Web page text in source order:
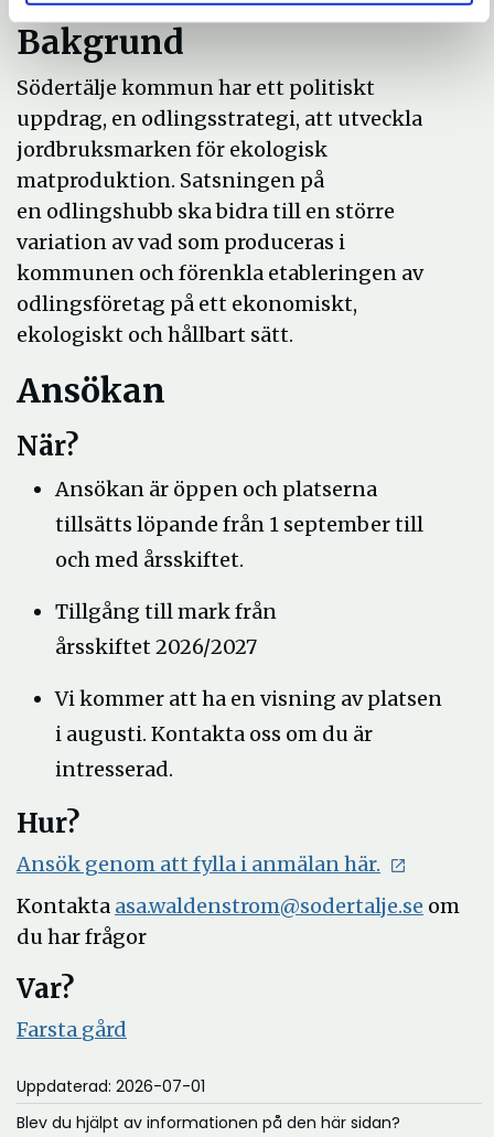
Bakgrund
Södertälje kommun har ett politiskt
uppdrag, en odlingsstrategi, att utveckla
jordbruksmarken för ekologisk
matproduktion. Satsningen på
en odlingshubb ska bidra till en större
variation av vad som produceras i
kommunen och förenkla etableringen av
odlingsföretag på ett ekonomiskt,
ekologiskt och hållbart sätt.
Ansökan
När?
Ansökan är öppen och platserna
tillsätts löpande från 1 september till
och med årsskiftet.
Tillgång till mark från
årsskiftet 2026/2027
Vi kommer att ha en visning av platsen
i augusti. Kontakta oss om du är
intresserad.
Hur?
Ansök genom att fylla i anmälan här. Öppna
i
nytt
Kontakta asa.waldenstrom@sodertalje.se om
du har frågor
Var?
Farsta gård
nytt
fönster
Uppdaterad: 2026-07-01
Blev du hjälpt av informationen på den här sidan?